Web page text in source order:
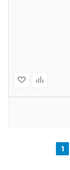
1